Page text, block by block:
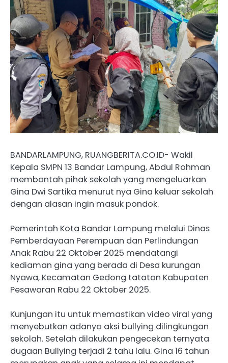
BANDARLAMPUNG, RUANGBERITA.CO.ID- Wakil
Kepala SMPN 13 Bandar Lampung, Abdul Rohman
membantah pihak sekolah yang mengeluarkan
Gina Dwi Sartika menurut nya Gina keluar sekolah
dengan alasan ingin masuk pondok.
Pemerintah Kota Bandar Lampung melalui Dinas
Pemberdayaan Perempuan dan Perlindungan
Anak Rabu 22 Oktober 2025 mendatangi
kediaman gina yang berada di Desa kurungan
Nyawa, Kecamatan Gedong tatatan Kabupaten
Pesawaran Rabu 22 Oktober 2025.
Kunjungan itu untuk memastikan video viral yang
menyebutkan adanya aksi bullying dilingkungan
sekolah. Setelah dilakukan pengecekan ternyata
dugaan Bullying terjadi 2 tahu lalu. Gina 16 tahun